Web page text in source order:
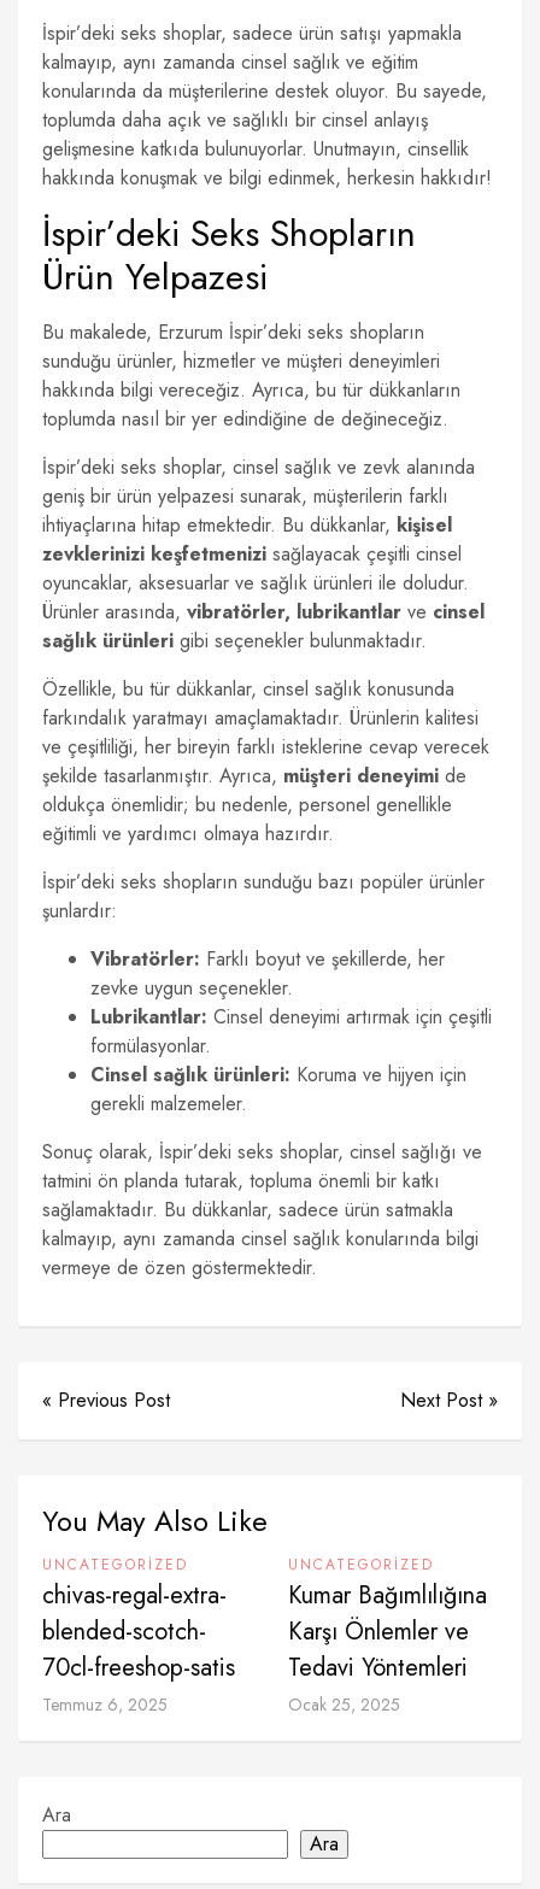
İspir’deki seks shoplar, sadece ürün satışı yapmakla
kalmayıp, aynı zamanda cinsel sağlık ve eğitim
konularında da müşterilerine destek oluyor. Bu sayede,
toplumda daha açık ve sağlıklı bir cinsel anlayış
gelişmesine katkıda bulunuyorlar. Unutmayın, cinsellik
hakkında konuşmak ve bilgi edinmek, herkesin hakkıdır!
İspir’deki Seks Shopların
Ürün Yelpazesi
Bu makalede, Erzurum İspir’deki seks shopların
sunduğu ürünler, hizmetler ve müşteri deneyimleri
hakkında bilgi vereceğiz. Ayrıca, bu tür dükkanların
toplumda nasıl bir yer edindiğine de değineceğiz.
İspir’deki seks shoplar, cinsel sağlık ve zevk alanında
geniş bir ürün yelpazesi sunarak, müşterilerin farklı
ihtiyaçlarına hitap etmektedir. Bu dükkanlar, kişisel
zevklerinizi keşfetmenizi sağlayacak çeşitli cinsel
oyuncaklar, aksesuarlar ve sağlık ürünleri ile doludur.
Ürünler arasında, vibratörler, lubrikantlar ve cinsel
sağlık ürünleri gibi seçenekler bulunmaktadır.
Özellikle, bu tür dükkanlar, cinsel sağlık konusunda
farkındalık yaratmayı amaçlamaktadır. Ürünlerin kalitesi
ve çeşitliliği, her bireyin farklı isteklerine cevap verecek
şekilde tasarlanmıştır. Ayrıca, müşteri deneyimi de
oldukça önemlidir; bu nedenle, personel genellikle
eğitimli ve yardımcı olmaya hazırdır.
İspir’deki seks shopların sunduğu bazı popüler ürünler
şunlardır:
Vibratörler: Farklı boyut ve şekillerde, her
zevke uygun seçenekler.
Lubrikantlar: Cinsel deneyimi artırmak için çeşitli
formülasyonlar.
Cinsel sağlık ürünleri: Koruma ve hijyen için
gerekli malzemeler.
Sonuç olarak, İspir’deki seks shoplar, cinsel sağlığı ve
tatmini ön planda tutarak, topluma önemli bir katkı
sağlamaktadır. Bu dükkanlar, sadece ürün satmakla
kalmayıp, aynı zamanda cinsel sağlık konularında bilgi
vermeye de özen göstermektedir.
« Previous Post Next Post »
You May Also Like
UNCATEGORIZED
chivas-regal-extra-
blended-scotch-
70cl-freeshop-satis
Temmuz 6, 2025
UNCATEGORIZED
Kumar Bağımlılığına
Karşı Önlemler ve
Tedavi Yöntemleri
Ocak 25, 2025
Ara
Ara